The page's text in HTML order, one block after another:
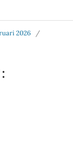
2026
/